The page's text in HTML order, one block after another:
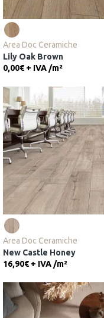
Area Doc Ceramiche
Lily Oak Brown
0,00€ + IVA /m²
Area Doc Ceramiche
New Castle Honey
16,90€ + IVA/m²